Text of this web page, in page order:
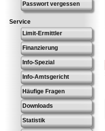
Passwort vergessen
Service
Limit-Ermittler
Finanzierung
Info-Spezial
Info-Amtsgericht
Häufige Fragen
Downloads
Statistik